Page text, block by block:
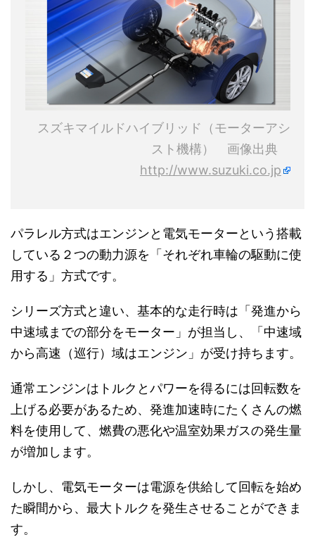
スズキマイルドハイブリッド（モーターアシ
スト機構） 画像出典
http://www.suzuki.co.jp
パラレル方式はエンジンと電気モーターという搭載
している２つの動力源を「それぞれ車輪の駆動に使
用する」方式です。
シリーズ方式と違い、基本的な走行時は「発進から
中速域までの部分をモーター」が担当し、「中速域
から高速（巡行）域はエンジン」が受け持ちます。
通常エンジンはトルクとパワーを得るには回転数を
上げる必要があるため、発進加速時にたくさんの燃
料を使用して、燃費の悪化や温室効果ガスの発生量
が増加します。
しかし、電気モーターは電源を供給して回転を始め
た瞬間から、最大トルクを発生させることができま
す。